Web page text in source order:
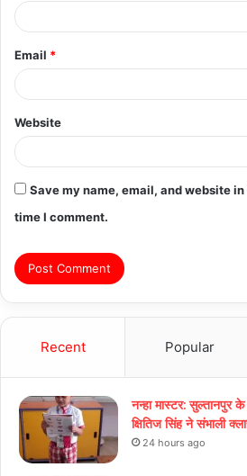
Email *
Website
Save my name, email, and website
time I comment.
Recent Popular
नन्हा मास्टर:
क्षितिज सिंह ने संभाली
24 hours ago